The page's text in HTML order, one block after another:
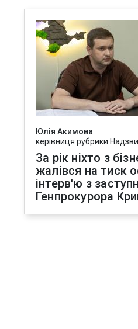
Юлія Акимова
керівниця рубрики
За рік ніхто з
жалівся на тиск
інтерв'ю з
Генпрокурора